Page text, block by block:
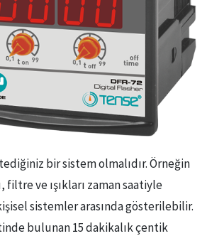
bir sistem olmalıdır. Örneğin
ve ışıkları zaman saatiyle
sistemler arasında gösterilebilir.
bulunan 15 dakikalık çentik